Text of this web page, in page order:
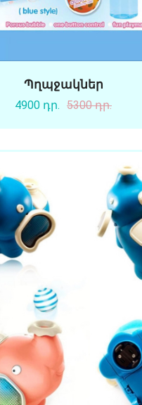
Պղպջակներ
4900 դր. 5300 դր.